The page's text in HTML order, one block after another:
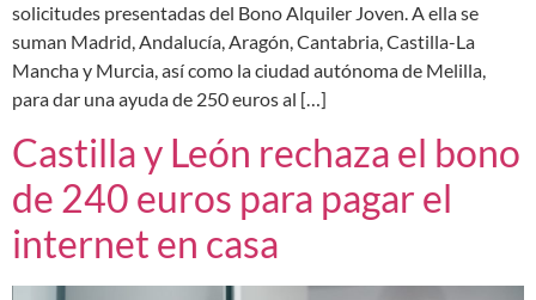
solicitudes presentadas del Bono Alquiler Joven. A ella se
suman Madrid, Andalucía, Aragón, Cantabria, Castilla-La
Mancha y Murcia, así como la ciudad autónoma de Melilla,
para dar una ayuda de 250 euros al […]
Castilla y León rechaza el bono
de 240 euros para pagar el
internet en casa